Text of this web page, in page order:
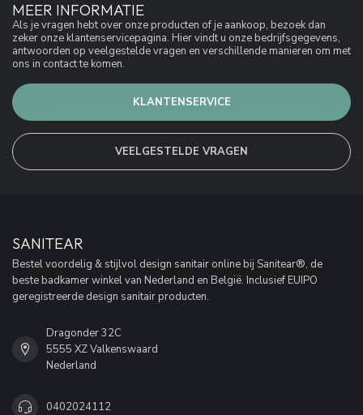
MEER INFORMATIE
Als je vragen hebt over onze producten of je aankoop, bezoek dan
zeker onze klantenservicepagina. Hier vindt u onze bedrijfsgegevens,
antwoorden op veelgestelde vragen en verschillende manieren om met
ons in contact te komen.
KLANTENSERVICE
VEELGESTELDE VRAGEN
SANITEAR
Bestel voordelig & stijlvol design sanitair online bij Sanitear®, de
beste badkamer winkel van Nederland en België. Inclusief EUIPO
geregistreerde design sanitair producten.
Dragonder 32C
5555 XZ Valkenswaard
Nederland
0402024112